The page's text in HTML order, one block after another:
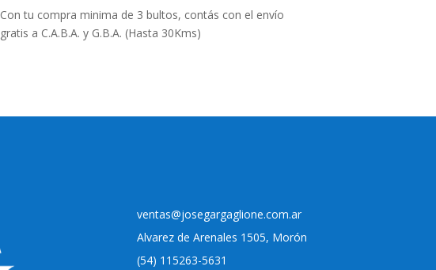
Con tu compra minima de 3 bultos, contás con el envío
gratis a C.A.B.A. y G.B.A. (Hasta 30Kms)
ventas@josegargaglione.com.ar
Alvarez de Arenales 1505, Morón
(54) 115263-5631